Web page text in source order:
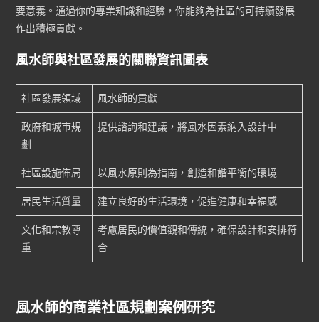
要意義。通過你的專業知識和經驗，你能夠為社區的可持續發展
作出積極貢獻。
風水師與社區發展的關聯資訊圖表
社區發展領域 風水師的貢獻
政府和城市規
劃
提供諮詢和建議，將風水因素納入設計中
社區設施佈局 以風水原則為指南，創造和諧平衡的環境
居民生活質量 建立良好的生活環境，促進健康和幸福感
文化和宗教尊
重
考慮居民的價值觀和傳統，確保設計和安排符
合
風水師的商業社區規劃案例研究